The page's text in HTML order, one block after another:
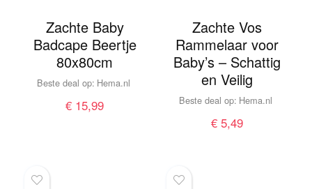
Zachte Baby
Badcape Beertje
80x80cm
Beste deal op: hema.nl
€ 15,99
Zachte Vos
Rammelaar voor
Baby’s – Schattig
en Veilig
Beste deal op: hema.nl
€5,49